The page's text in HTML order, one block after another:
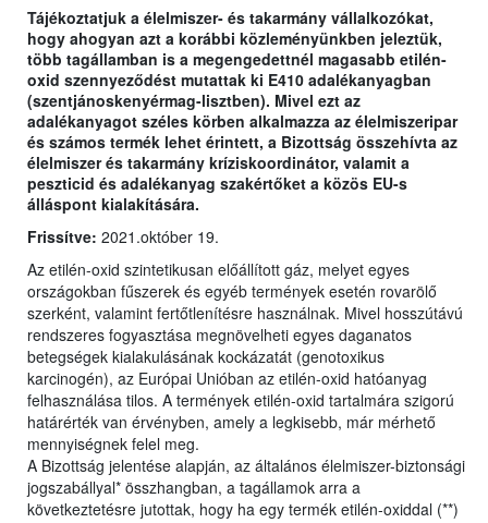
Tájékoztatjuk a élelmiszer- és takarmány vállalkozókat,
hogy ahogyan azt a korábbi közleményünkben jeleztük,
több tagállamban is a megengedettnél magasabb etilén-
oxid szennyeződést mutattak ki E410 adalékanyagban
(szentjánoskenyérmag-lisztben). Mivel ezt az
adalékanyagot széles körben alkalmazza az élelmiszeripar
és számos termék lehet érintett, a Bizottság összehívta az
élelmiszer és takarmány kríziskoordinátor, valamit a
peszticid és adalékanyag szakértőket a közös EU-s
álláspont kialakítására.
Frissítve: 2021.október 19.
Az etilén-oxid szintetikusan előállított gáz, melyet egyes
országokban fűszerek és egyéb termények esetén rovarölő
szerként, valamint fertőtlenítésre használnak. Mivel hosszútávú
rendszeres fogyasztása megnövelheti egyes daganatos
betegségek kialakulásának kockázatát (genotoxikus
karcinogén), az Európai Unióban az etilén-oxid hatóanyag
felhasználása tilos. A termények etilén-oxid tartalmára szigorú
határérték van érvényben, amely a legkisebb, már mérhető
mennyiségnek felel meg.
A Bizottság jelentése alapján, az általános élelmiszer-biztonsági
jogszabállyal* összhangban, a tagállamok arra a
következtetésre jutottak, hogy ha egy termék etilén-oxiddal (**)